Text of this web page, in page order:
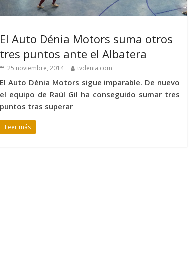
El Auto Dénia Motors suma otros
tres puntos ante el Albatera
25 noviembre, 2014 tvdenia.com
El Auto Dénia Motors sigue imparable. De nuevo
el equipo de Raúl Gil ha conseguido sumar tres
puntos tras superar
Leer más